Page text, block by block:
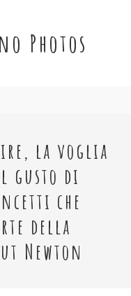
Photos
la voglia
gusto di
che
della
Newton